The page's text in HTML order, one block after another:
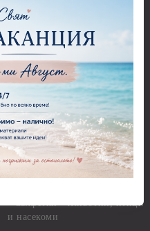
Платна за рисуване
Стативи и поставки
Четки и инструменти
Моливи, акварелни
комплекти
Свещи
Салфетки
Салфетки - Великден
Салфетки - Детски
Салфетки - Животни, птици
и насекоми